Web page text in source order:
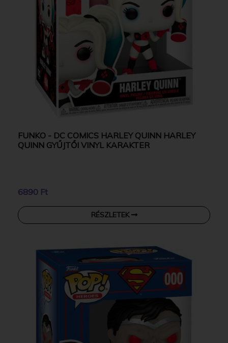
FUNKO - DC COMICS HARLEY QUINN HARLEY
QUINN GYŰJTŐI VINYL KARAKTER
6890 Ft
RÉSZLETEK